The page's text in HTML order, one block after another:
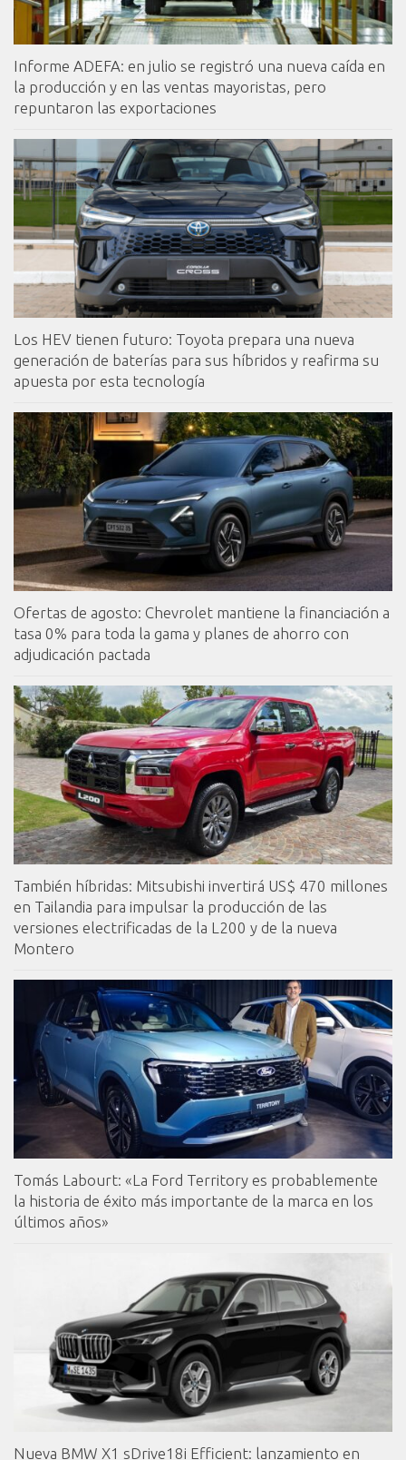
Informe ADEFA: en julio se registró una nueva caída en
la producción y en las ventas mayoristas, pero
repuntaron las exportaciones
Los HEV tienen futuro: Toyota prepara una nueva
generación de baterías para sus híbridos y reafirma su
apuesta por esta tecnología
Ofertas de agosto: Chevrolet mantiene la financiación a
tasa 0% para toda la gama y planes de ahorro con
adjudicación pactada
También híbridas: Mitsubishi invertirá US$ 470 millones
en Tailandia para impulsar la producción de las
versiones electrificadas de la L200 y de la nueva
Montero
Tomás Labourt: «La Ford Territory es probablemente
la historia de éxito más importante de la marca en los
últimos años»
Nueva BMW X1 sDrive18i Efficient: lanzamiento en